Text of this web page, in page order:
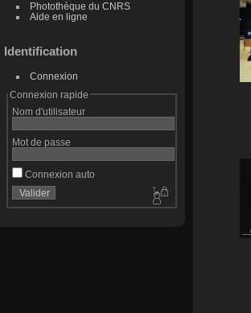
Photothèque du CNRS
Aide en ligne
Identification
Connexion
Connexion rapide
Nom d'utilisateur
Mot de passe
Connexion auto